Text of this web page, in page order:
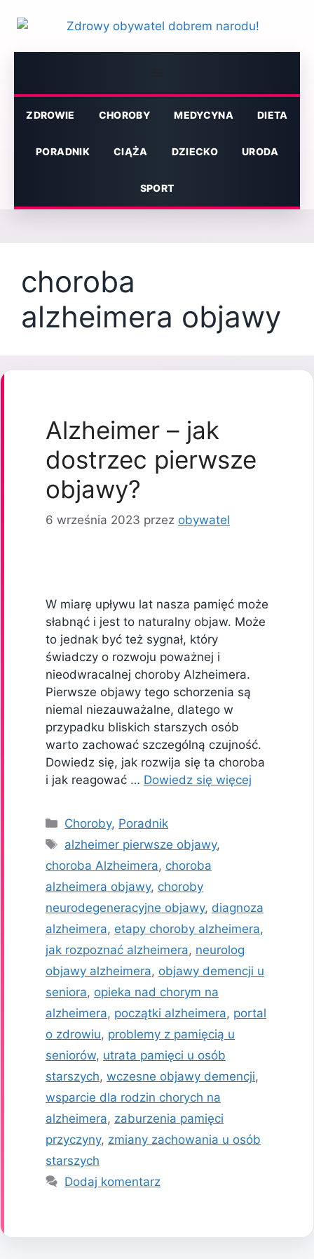
ZDROWIE CHOROBY MEDYCYNA DIETA
PORADNIK CIĄŻA DZIECKO URODA
SPORT
choroba
alzheimera objawy
Alzheimer – jak
dostrzec pierwsze
objawy?
6 września 2023 przez obywatel
W miarę upływu lat nasza pamięć może
słabnąć i jest to naturalny objaw. Może
to jednak być też sygnał, który
świadczy o rozwoju poważnej i
nieodwracalnej choroby Alzheimera.
Pierwsze objawy tego schorzenia są
niemal niezauważalne, dlatego w
przypadku bliskich starszych osób
warto zachować szczególną czujność.
Dowiedz się, jak rozwija się ta choroba
i jak reagować … Dowiedz się więcej
Kategorie
Choroby, Poradnik
Tagi
alzheimer pierwsze objawy,
choroba Alzheimera, choroba
alzheimera objawy, choroby
neurodegeneracyjne objawy, diagnoza
alzheimera, etapy choroby alzheimera,
jak rozpoznać alzheimera, neurolog
objawy alzheimera, objawy demencji u
seniora, opieka nad chorym na
alzheimera, początki alzheimera, portal
o zdrowiu, problemy z pamięcią u
seniorów, utrata pamięci u osób
starszych, wczesne objawy demencji,
wsparcie dla rodzin chorych na
alzheimera, zaburzenia pamięci
przyczyny, zmiany zachowania u osób
starszych
Dodaj komentarz